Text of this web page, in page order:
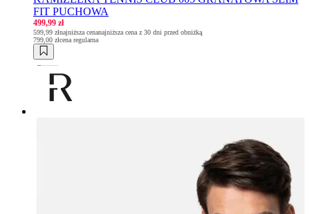
FIT PUCHOWA
499,99 zł
najniższa cena z 30 dni przed obniżką
najniższa cena
599,99 zł
cena regularna
799,00 zł